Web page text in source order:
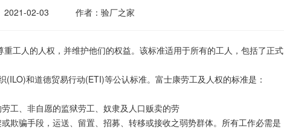
2021-02-03 作者：验厂之家
人的人权，并维护他们的权益。该标准适用于所有的工人，包括了正式
和道德贸易行动(ETI)等公认标准。富士康劳工及人权的标准是：
、非自愿的监狱劳工、奴隶及人口贩卖的劳
欺骗手段，运送、留置、招募、转移或接收之弱势群体。所有工作必需是